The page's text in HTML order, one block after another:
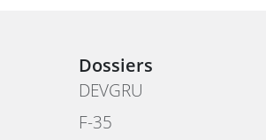
Dossiers
DEVGRU
F-35